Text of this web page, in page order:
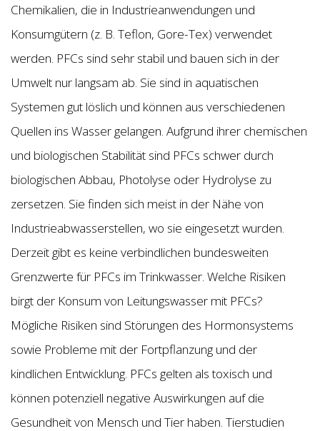
Chemikalien, die in Industrieanwendungen und
Konsumgütern (z. B. Teflon, Gore-Tex) verwendet
werden. PFCs sind sehr stabil und bauen sich in der
Umwelt nur langsam ab. Sie sind in aquatischen
Systemen gut löslich und können aus verschiedenen
Quellen ins Wasser gelangen. Aufgrund ihrer chemischen
und biologischen Stabilität sind PFCs schwer durch
biologischen Abbau, Photolyse oder Hydrolyse zu
zersetzen. Sie finden sich meist in der Nähe von
Industrieabwasserstellen, wo sie eingesetzt wurden.
Derzeit gibt es keine verbindlichen bundesweiten
Grenzwerte für PFCs im Trinkwasser. Welche Risiken
birgt der Konsum von Leitungswasser mit PFCs?
Mögliche Risiken sind Störungen des Hormonsystems
sowie Probleme mit der Fortpflanzung und der
kindlichen Entwicklung. PFCs gelten als toxisch und
können potenziell negative Auswirkungen auf die
Gesundheit von Mensch und Tier haben. Tierstudien